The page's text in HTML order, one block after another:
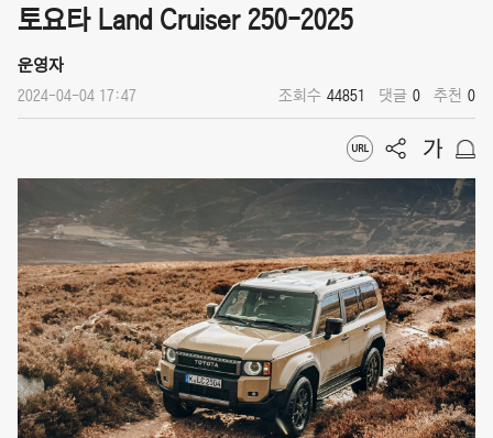
토요타 Land Cruiser 250-2025
운영자
2024-04-04 17:47 조회수 44851 댓글 0 추천 0